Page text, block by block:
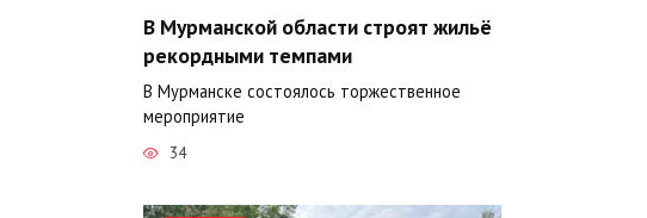
В Мурманской области строят жильё
рекордными темпами
В Мурманске состоялось торжественное
мероприятие
34